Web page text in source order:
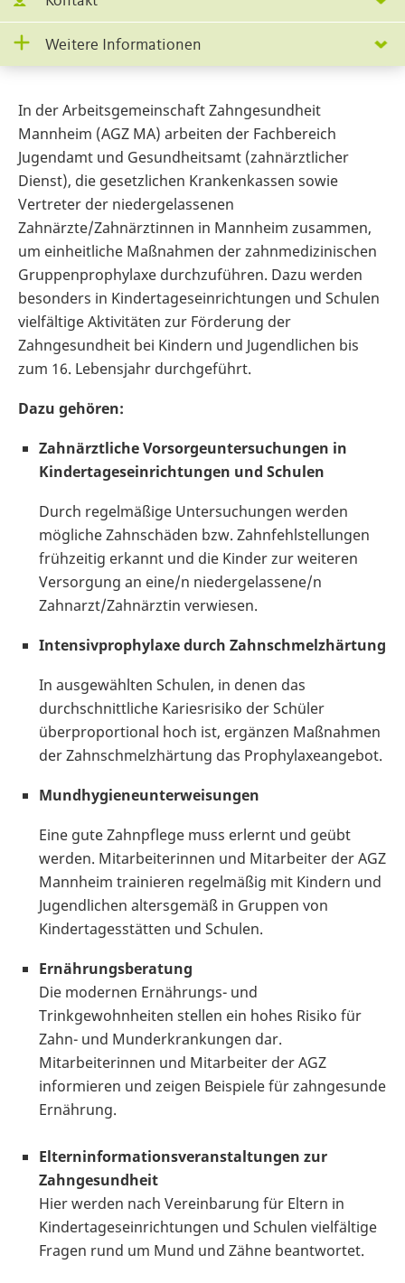
Weitere Informationen
In der Arbeitsgemeinschaft Zahngesundheit
Mannheim (AGZ MA) arbeiten der Fachbereich
Jugendamt und Gesundheitsamt (zahnärztlicher
Dienst), die gesetzlichen Krankenkassen sowie
Vertreter der niedergelassenen
Zahnärzte/Zahnärztinnen in Mannheim zusammen,
um einheitliche Maßnahmen der zahnmedizinischen
Gruppenprophylaxe durchzuführen. Dazu werden
besonders in Kindertageseinrichtungen und Schulen
vielfältige Aktivitäten zur Förderung der
Zahngesundheit bei Kindern und Jugendlichen bis
zum 16. Lebensjahr durchgeführt.
Dazu gehören:
Zahnärztliche Vorsorgeuntersuchungen in
Kindertageseinrichtungen und Schulen
Durch regelmäßige Untersuchungen werden
mögliche Zahnschäden bzw. Zahnfehlstellungen
frühzeitig erkannt und die Kinder zur weiteren
Versorgung an eine/n niedergelassene/n
Zahnarzt/Zahnärztin verwiesen.
Intensivprophylaxe durch Zahnschmelzhärtung
In ausgewählten Schulen, in denen das
durchschnittliche Kariesrisiko der Schüler
überproportional hoch ist, ergänzen Maßnahmen
der Zahnschmelzhärtung das Prophylaxeangebot.
Mundhygieneunterweisungen
Eine gute Zahnpflege muss erlernt und geübt
werden. Mitarbeiterinnen und Mitarbeiter der AGZ
Mannheim trainieren regelmäßig mit Kindern und
Jugendlichen altersgemäß in Gruppen von
Kindertagesstätten und Schulen.
Ernährungsberatung
Die modernen Ernährungs- und
Trinkgewohnheiten stellen ein hohes Risiko für
Zahn- und Munderkrankungen dar.
Mitarbeiterinnen und Mitarbeiter der AGZ
informieren und zeigen Beispiele für zahngesunde
Ernährung.
Elterninformationsveranstaltungen zur
Zahngesundheit
Hier werden nach Vereinbarung für Eltern in
Kindertageseinrichtungen und Schulen vielfältige
Fragen rund um Mund und Zähne beantwortet.